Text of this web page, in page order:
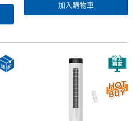
加入購物車